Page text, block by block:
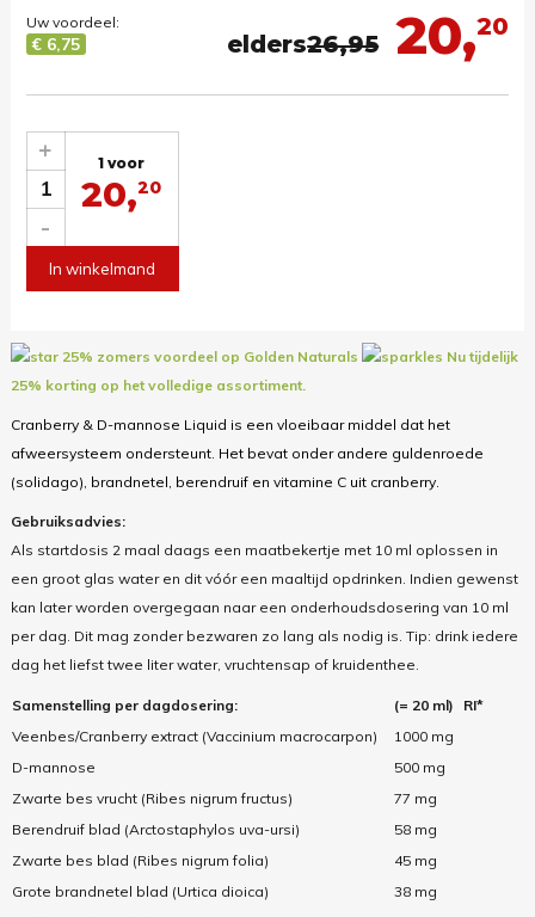
20,20
elders26,95
Uw voordeel:
€ 6,75
1
-
+ 1 voor
20,20
In winkelmand
25% zomers voordeel op Golden Naturals
Nu tijdelijk
25% korting op het volledige assortiment.
Cranberry & D-mannose Liquid is een vloeibaar middel dat het
afweersysteem ondersteunt. Het bevat onder andere guldenroede
(solidago), brandnetel, berendruif en vitamine C uit cranberry.
Gebruiksadvies:
Als startdosis 2 maal daags een maatbekertje met 10 ml oplossen in
een groot glas water en dit vóór een maaltijd opdrinken. Indien gewenst
kan later worden overgegaan naar een onderhoudsdosering van 10 ml
per dag. Dit mag zonder bezwaren zo lang als nodig is. Tip: drink iedere
dag het liefst twee liter water, vruchtensap of kruidenthee.
Samenstelling per dagdosering: (= 20 ml)
RI*
Veenbes/Cranberry extract (Vaccinium macrocarpon)
1000 mg
D-mannose
500 mg
Zwarte bes vrucht (Ribes nigrum fructus)
77 mg
Berendruif blad (Arctostaphylos uva-ursi)
58 mg
Zwarte bes blad (Ribes nigrum folia)
45 mg
Grote brandnetel blad (Urtica dioica)
38 mg